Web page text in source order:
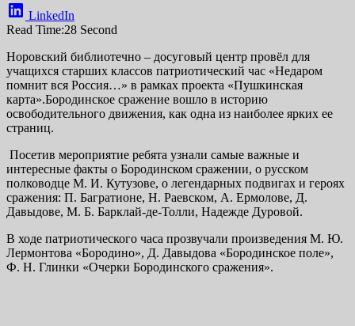
LinkedIn
Read Time:28 Second
Норовский библиотечно – досуговый центр провёл для
учащихся старших классов патриотический час «Недаром
помнит вся Россия…» в рамках проекта «Пушкинская
карта».Бородинское сражение вошло в историю
освободительного движения, как одна из наиболее ярких ее
страниц.
Посетив мероприятие ребята узнали самые важные и
интересные факты о Бородинском сражении, о русском
полководце М. И. Кутузове, о легендарных подвигах и героях
сражения: П. Багратионе, Н. Раевском, А. Ермолове, Д.
Давыдове, М. Б. Барклай-де-Толли, Надежде Дуровой.
В ходе патриотического часа прозвучали произведения М. Ю.
Лермонтова «Бородино», Д. Давыдова «Бородинское поле»,
Ф. Н. Глинки «Очерки Бородинского сражения».